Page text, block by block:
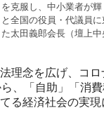
を克服し、中小業者が輝
と全国の役員・代議員
た太田義郎会長（壇上中
念を広げ、コロ
、「自助」「消費
る経済社会の実